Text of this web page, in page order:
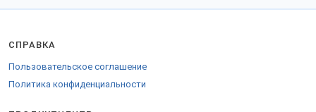
СПРАВКА
Пользовательское соглашение
Политика конфиденциальности